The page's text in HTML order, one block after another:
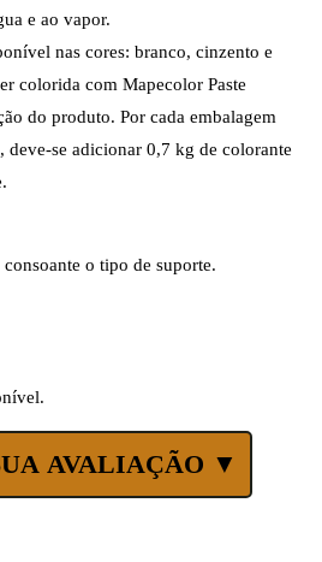
e ao vapor.
nas cores: branco, cinzento e
colorida com Mapecolor Paste
do produto. Por cada embalagem
deve-se adicionar 0,7 kg de colorante
o tipo de suporte.
AVALIAÇÃO ▼